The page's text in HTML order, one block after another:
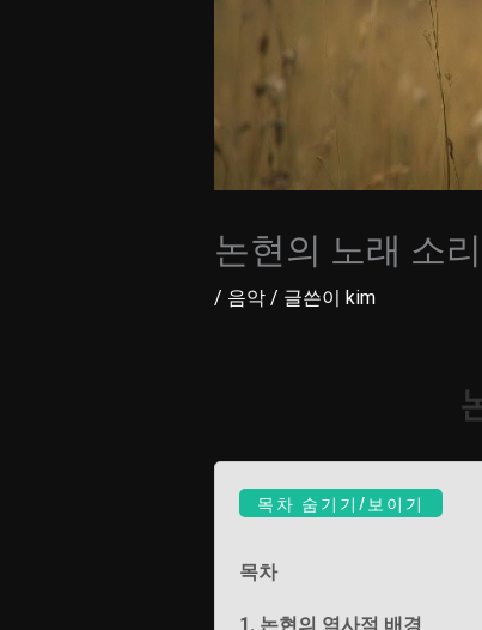
논현의 노래 소리
/ 음악/ 글쓴이 kim
목차 숨기기/보이기
목차
1. 논현의 역사적 배경